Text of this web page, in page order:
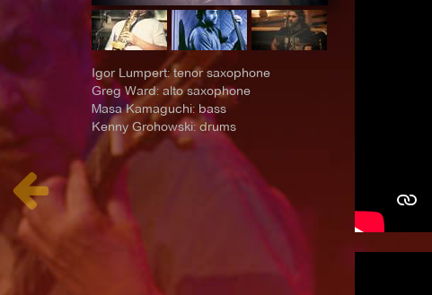
Igor Lumpert: tenor saxophone
Greg Ward: alto saxophone
Masa Kamaguchi: bass
Kenny Grohowski: drums